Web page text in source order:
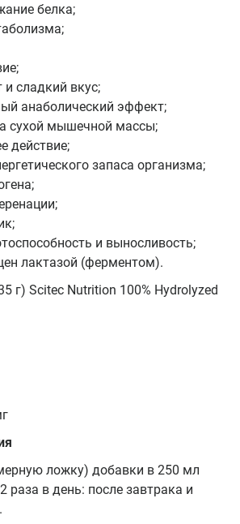
белка;
сладкий вкус;
анаболический эффект;
сухой мышечной массы;
действие;
запаса организма;
и выносливость;
лактазой (ферментом).
г) Scitec Nutrition 100% Hydrolyzed
ложку) добавки в 250 мл
раза в день: после завтрака и